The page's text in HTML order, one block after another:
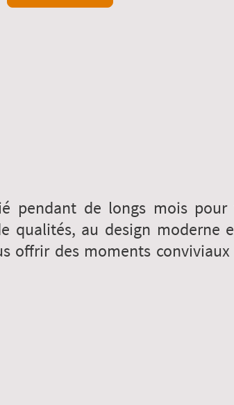
pendant de longs mois pour
qualités, au design moderne
offrir des moments